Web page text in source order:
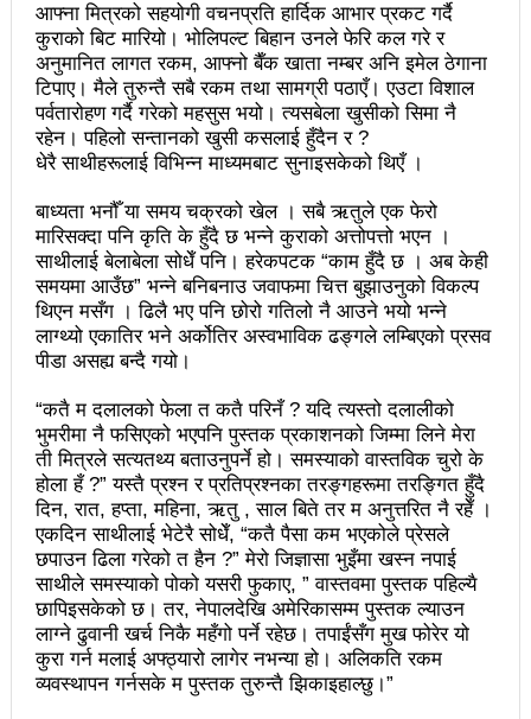
सहनशीलताको ब्रेक
राममाया च्यामिनीसँग दशरथ चन्दको अनुरोध – प्रेमविनोद नन्दन
चलचित्र विकास बोर्डका नवनियुक्त सदस्य गणेश सुवेदीलाई
आइएनएनएफद्वारा सम्मान
एनआरएनए बेलायतको अध्यक्षमा जिलिङका पुडासैनी
महानगर यातायातले थप्यो १२ वटा विद्युतीय बस
गणेश पण्डितको कवितासङ्ग्रह कालापानी लोकार्पण
फोहोरमैला व्यवस्थापन संघ नेपालको अध्यक्षमा नुवाकोटका घिमिरे
कविता – सुख भोग
समाचार हटाउने अदालतको आदेश र पत्रकार पक्राउ पुर्जीबारे
काउन्सिल सुक्ष्म अध्ययनमा
लोकतान्त्रिक सहिद सन्तति वृत्ति कोष स्थापनाः सहिदका
बालबालिकाको शिक्षामा खर्च हुने
महिनावारी स्वच्छताका लागि ३९२ साइकल यात्रीको
सचेतनामूलक र्‍याली
आफ्ना मित्रको सहयोगी वचनप्रति हार्दिक आभार प्रकट गर्दै
कुराको बिट मारियो। भोलिपल्ट बिहान उनले फेरि कल गरे र
अनुमानित लागत रकम, आफ्नो बैँक खाता नम्बर अनि इमेल ठेगाना
टिपाए। मैले तुरुन्तै सबै रकम तथा सामग्री पठाएँ। एउटा विशाल
पर्वतारोहण गर्दै गरेको महसुस भयो। त्यसबेला खुसीको सिमा नै
रहेन। पहिलो सन्तानको खुसी कसलाई हुँदैन र ?
धेरै साथीहरूलाई विभिन्न माध्यमबाट सुनाइसकेको थिएँ ।
बाध्यता भनौँ या समय चक्रको खेल । सबै ऋतुले एक फेरो
मारिसक्दा पनि कृति के हुँदै छ भन्ने कुराको अत्तोपत्तो भएन ।
साथीलाई बेलाबेला सोधेँ पनि। हरेकपटक “काम हुँदै छ । अब केही
समयमा आउँछ” भन्ने बनिबनाउ जवाफमा चित्त बुझाउनुको विकल्प
थिएन मसँग । ढिलै भए पनि छोरो गतिलो नै आउने भयो भन्ने
लाग्थ्यो एकातिर भने अर्कोतिर अस्वभाविक ढङ्गले लम्बिएको प्रसव
पीडा असह्य बन्दै गयो।
“कतै म दलालको फेला त कतै परिनँ ? यदि त्यस्तो दलालीको
भुमरीमा नै फसिएको भएपनि पुस्तक प्रकाशनको जिम्मा लिने मेरा
ती मित्रले सत्यतथ्य बताउनुपर्ने हो। समस्याको वास्तविक चुरो के
होला हँ ?” यस्तै प्रश्न र प्रतिप्रश्नका तरङ्गहरूमा तरङ्गित हुँदै
दिन, रात, हप्ता, महिना, ऋतु , साल बिते तर म अनुत्तरित नै रहेँ ।
एकदिन साथीलाई भेटेरै सोधेँ, “कतै पैसा कम भएकोले प्रेसले
छपाउन ढिला गरेको त हैन ?” मेरो जिज्ञासा भुइँमा खस्न नपाई
साथीले समस्याको पोको यसरी फुकाए, ” वास्तवमा पुस्तक पहिल्यै
छापिइसकेको छ। तर, नेपालदेखि अमेरिकासम्म पुस्तक ल्याउन
लाग्ने ढुवानी खर्च निकै महँगो पर्ने रहेछ। तपाईंसँग मुख फोरेर यो
कुरा गर्न मलाई अफ्ठ्यारो लागेर नभन्या हो। अलिकति रकम
व्यवस्थापन गर्नसके म पुस्तक तुरुन्तै झिकाइहाल्छु।”